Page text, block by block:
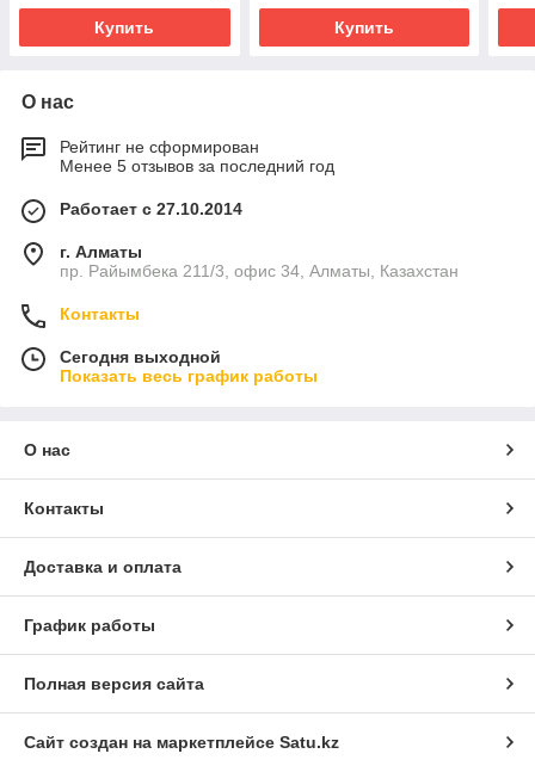
Купить Купить
О нас
Рейтинг не сформирован
Менее 5 отзывов за последний год
Работает с 27.10.2014
г. Алматы
пр. Райымбека 211/3, офис 34, Алматы, Казахстан
Контакты
Сегодня выходной
Показать весь график работы
О нас
Контакты
Доставка и оплата
График работы
Полная версия сайта
Сайт создан на маркетплейсе Satu.kz